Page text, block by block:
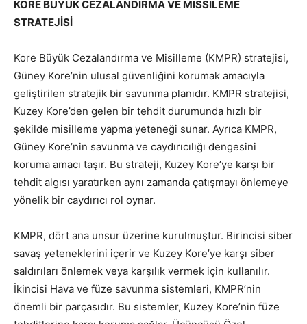
KORE BÜYÜK CEZALANDIRMA VE MİSSİLEME
STRATEJİSİ
Kore Büyük Cezalandırma ve Misilleme (KMPR) stratejisi,
Güney Kore’nin ulusal güvenliğini korumak amacıyla
geliştirilen stratejik bir savunma planıdır. KMPR stratejisi,
Kuzey Kore’den gelen bir tehdit durumunda hızlı bir
şekilde misilleme yapma yeteneği sunar. Ayrıca KMPR,
Güney Kore’nin savunma ve caydırıcılığı dengesini
koruma amacı taşır. Bu strateji, Kuzey Kore’ye karşı bir
tehdit algısı yaratırken aynı zamanda çatışmayı önlemeye
yönelik bir caydırıcı rol oynar.
KMPR, dört ana unsur üzerine kurulmuştur. Birincisi siber
savaş yeteneklerini içerir ve Kuzey Kore’ye karşı siber
saldırıları önlemek veya karşılık vermek için kullanılır.
İkincisi Hava ve füze savunma sistemleri, KMPR’nin
önemli bir parçasıdır. Bu sistemler, Kuzey Kore’nin füze